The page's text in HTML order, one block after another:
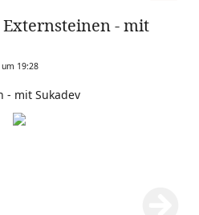
Externsteinen - mit
19:28
- mit Sukadev